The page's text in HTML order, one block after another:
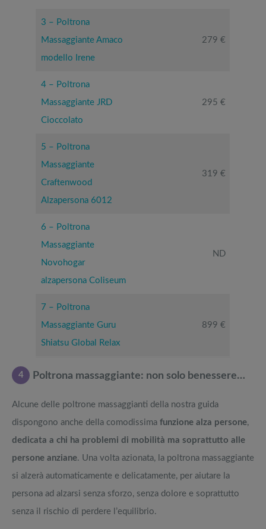
3 – Poltrona
Massaggiante Amaco
modello Irene
279 €
4 – Poltrona
Massaggiante JRD
Cioccolato
295 €
5 – Poltrona
Massaggiante
Craftenwood
Alzapersona 6012
319 €
6 – Poltrona
Massaggiante
Novohogar
alzapersona Coliseum
ND
7 – Poltrona
Massaggiante Guru
Shiatsu Global Relax
899 €
4 Poltrona massaggiante: non solo benessere…
Alcune delle poltrone massaggianti della nostra guida
dispongono anche della comodissima funzione alza persone,
dedicata a chi ha problemi di mobilità ma soprattutto alle
persone anziane. Una volta azionata, la poltrona massaggiante
si alzerà automaticamente e delicatamente, per aiutare la
persona ad alzarsi senza sforzo, senza dolore e soprattutto
senza il rischio di perdere l’equilibrio.